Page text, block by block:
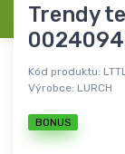
Trendy
Kód produktu:
Výrobce: LURCH
BONUS